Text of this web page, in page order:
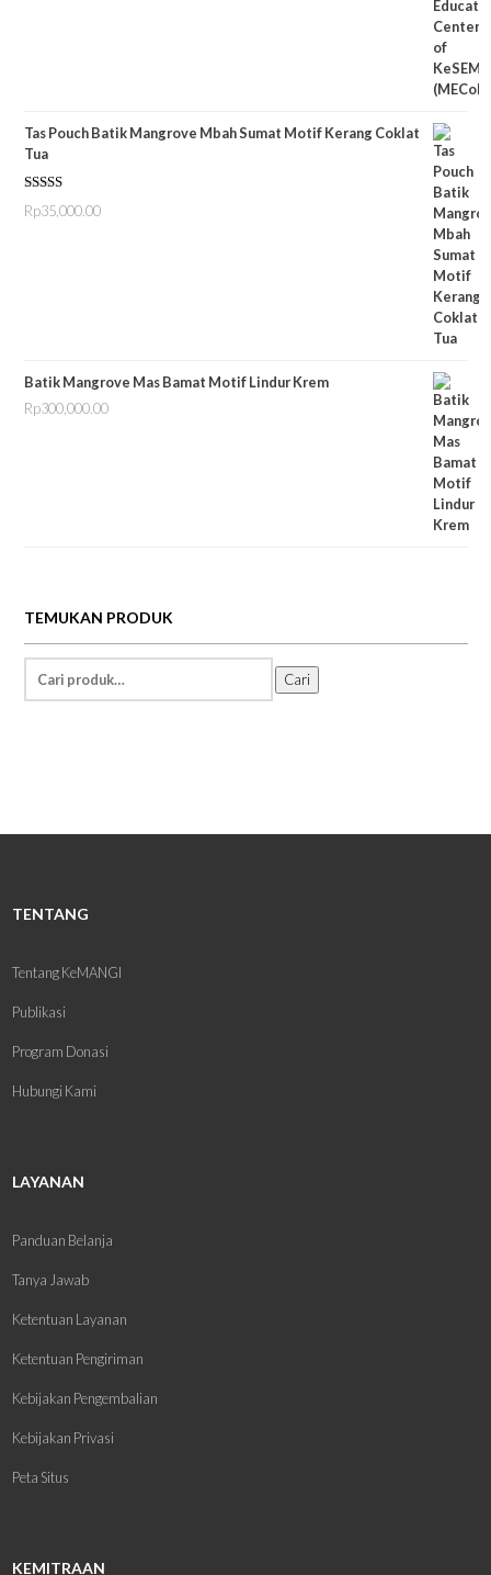
Tas Pouch Batik Mangrove Mbah Sumat Motif Kerang Coklat
Tua
Dinilai5.00
dari 5
Rp35,000.00
Batik Mangrove Mas Bamat Motif Lindur Krem
Rp300,000.00
TEMUKAN PRODUK
Temukan
Informasi:
Cari
TENTANG
Tentang KeMANGI
Publikasi
Program Donasi
Hubungi Kami
LAYANAN
Panduan Belanja
Tanya Jawab
Ketentuan Layanan
Ketentuan Pengiriman
Kebijakan Pengembalian
Kebijakan Privasi
Peta Situs
KEMITRAAN